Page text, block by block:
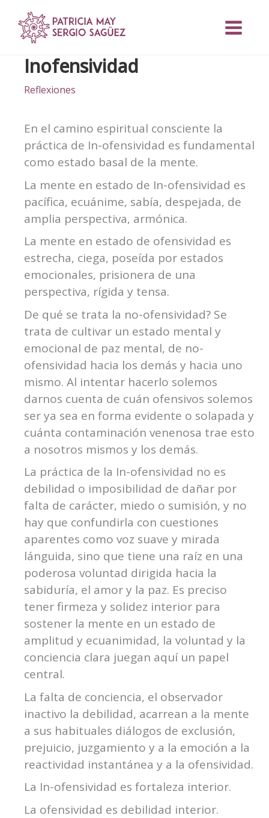
contenido
Inofensividad
Reflexiones
En el camino espiritual consciente la
práctica de In-ofensividad es fundamental
como estado basal de la mente.
La mente en estado de In-ofensividad es
pacífica, ecuánime, sabía, despejada, de
amplia perspectiva, armónica.
La mente en estado de ofensividad es
estrecha, ciega, poseída por estados
emocionales, prisionera de una
perspectiva, rígida y tensa.
De qué se trata la no-ofensividad? Se
trata de cultivar un estado mental y
emocional de paz mental, de no-
ofensividad hacia los demás y hacia uno
mismo. Al intentar hacerlo solemos
darnos cuenta de cuán ofensivos solemos
ser ya sea en forma evidente o solapada y
cuánta contaminación venenosa trae esto
a nosotros mismos y los demás.
La práctica de la In-ofensividad no es
debilidad o imposibilidad de dañar por
falta de carácter, miedo o sumisión, y no
hay que confundirla con cuestiones
aparentes como voz suave y mirada
lánguida, sino que tiene una raíz en una
poderosa voluntad dirigida hacia la
sabiduría, el amor y la paz. Es preciso
tener firmeza y solidez interior para
sostener la mente en un estado de
amplitud y ecuanimidad, la voluntad y la
conciencia clara juegan aquí un papel
central.
La falta de conciencia, el observador
inactivo la debilidad, acarrean a la mente
a sus habituales diálogos de exclusión,
prejuicio, juzgamiento y a la emoción a la
reactividad instantánea y a la ofensividad.
La In-ofensividad es fortaleza interior.
La ofensividad es debilidad interior.